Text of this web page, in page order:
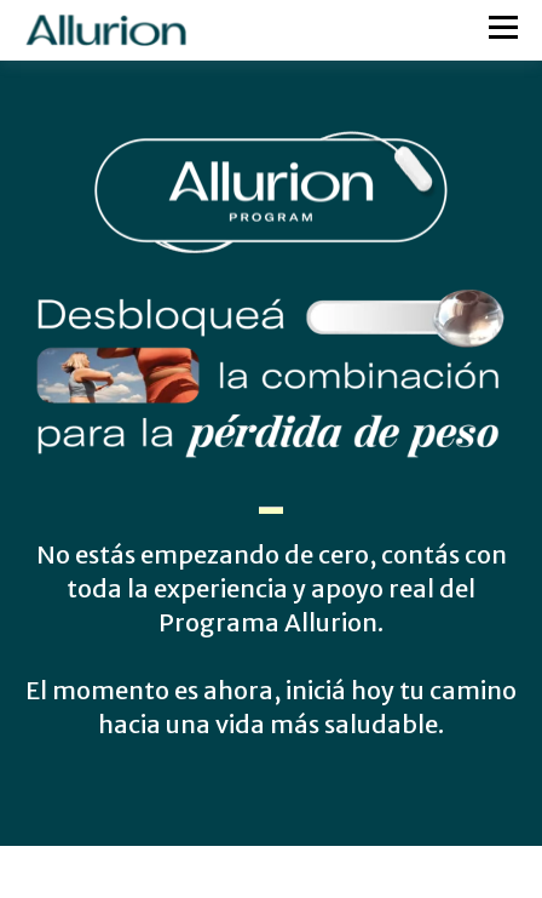
No estás empezando de cero, contás con
toda la experiencia y apoyo real del
Programa Allurion.
El momento es ahora, iniciá hoy tu camino
hacia una vida más saludable.